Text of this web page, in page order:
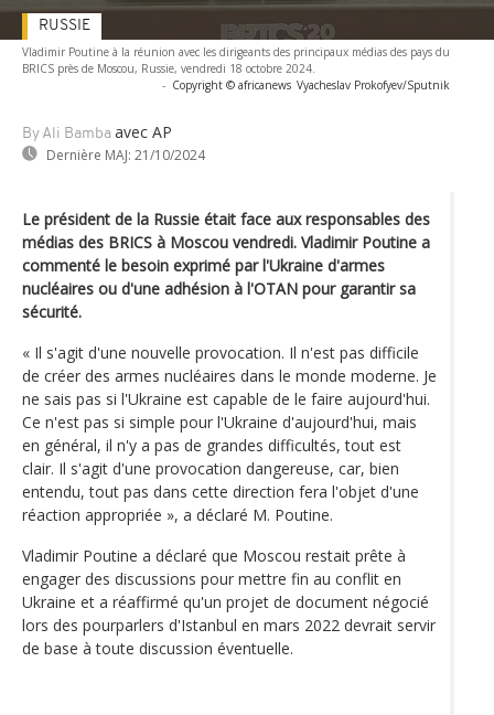
Vladimir Poutine à la réunion avec les dirigeants des principaux médias des pays du
BRICS près de Moscou, Russie, vendredi 18 octobre 2024.
- Copyright © africanews Vyacheslav Prokofyev/Sputnik
By Ali Bamba avec AP
Dernière MAJ: 21/10/2024
RUSSIE
Le président de la Russie était face aux responsables des
médias des BRICS à Moscou vendredi. Vladimir Poutine a
commenté le besoin exprimé par l'Ukraine d'armes
nucléaires ou d'une adhésion à l'OTAN pour garantir sa
sécurité.
« Il s'agit d'une nouvelle provocation. Il n'est pas difficile
de créer des armes nucléaires dans le monde moderne. Je
ne sais pas si l'Ukraine est capable de le faire aujourd'hui.
Ce n'est pas si simple pour l'Ukraine d'aujourd'hui, mais
en général, il n'y a pas de grandes difficultés, tout est
clair. Il s'agit d'une provocation dangereuse, car, bien
entendu, tout pas dans cette direction fera l'objet d'une
réaction appropriée », a déclaré M. Poutine.
Vladimir Poutine a déclaré que Moscou restait prête à
engager des discussions pour mettre fin au conflit en
Ukraine et a réaffirmé qu'un projet de document négocié
lors des pourparlers d'Istanbul en mars 2022 devrait servir
de base à toute discussion éventuelle.